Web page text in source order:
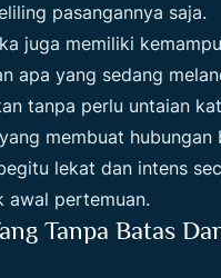
pasangannya saja.
juga memiliki
apa yang sedang
tanpa perlu untaian
membuat hubungan
lekat dan intens
awal pertemuan.
Tanpa Batas